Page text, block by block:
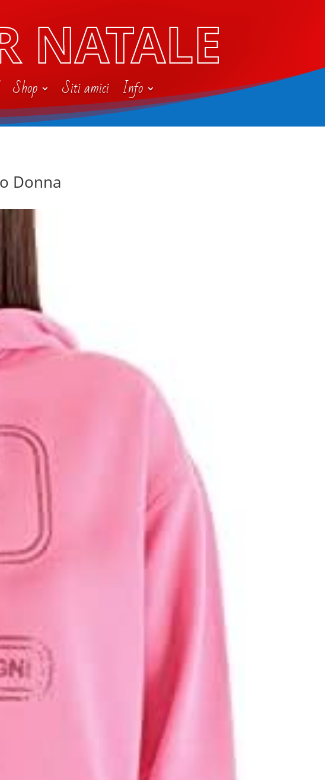
NATALE
Shop Siti amici Info
Donna